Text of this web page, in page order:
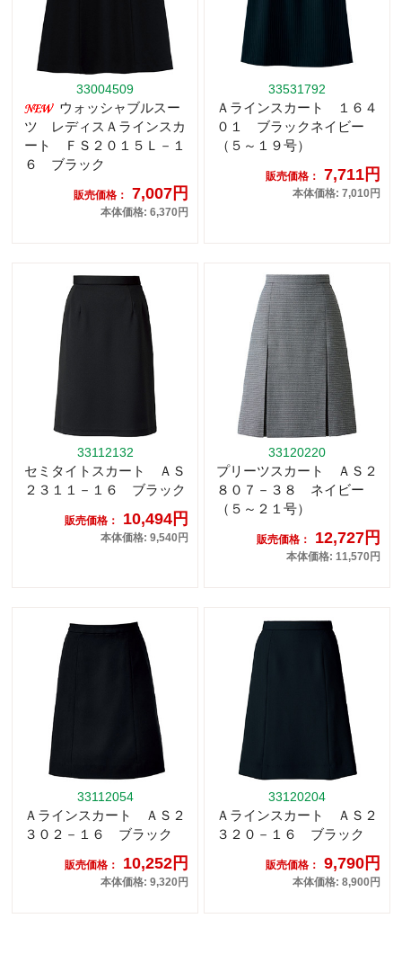
33004509
ウォッシャブルスー
ツ レディスＡラインスカ
ート ＦＳ２０１５Ｌ－１
６ ブラック
販売価格： 7,007円
本体価格: 6,370円
33531792
Ａラインスカート １６４
０１ ブラックネイビー
（５～１９号）
販売価格： 7,711円
本体価格: 7,010円
33112132
セミタイトスカート ＡＳ
２３１１－１６ ブラック
販売価格： 10,494円
本体価格: 9,540円
33120220
プリーツスカート ＡＳ２
８０７－３８ ネイビー
（５～２１号）
販売価格： 12,727円
本体価格: 11,570円
33112054
Ａラインスカート ＡＳ２
３０２－１６ ブラック
販売価格： 10,252円
本体価格: 9,320円
33120204
Ａラインスカート ＡＳ２
３２０－１６ ブラック
販売価格： 9,790円
本体価格: 8,900円